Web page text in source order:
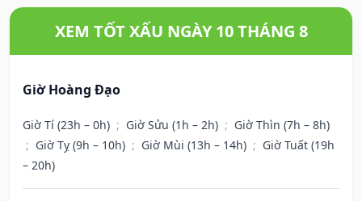
XEM TỐT XẤU NGÀY 10 THÁNG 8
Giờ Hoàng Đạo
Giờ Tí (23h – 0h) ; Giờ Sửu (1h – 2h) ; Giờ Thìn (7h – 8h)
; Giờ Tỵ (9h – 10h) ; Giờ Mùi (13h – 14h) ; Giờ Tuất (19h
– 20h)